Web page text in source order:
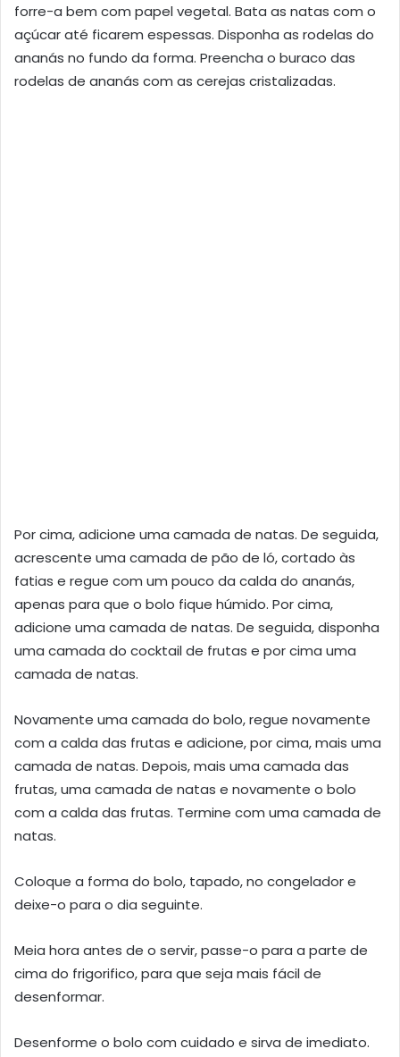
forre-a bem com papel vegetal. Bata as natas com o
açúcar até ficarem espessas. Disponha as rodelas do
ananás no fundo da forma. Preencha o buraco das
rodelas de ananás com as cerejas cristalizadas.
Por cima, adicione uma camada de natas. De seguida,
acrescente uma camada de pão de ló, cortado às
fatias e regue com um pouco da calda do ananás,
apenas para que o bolo fique húmido. Por cima,
adicione uma camada de natas. De seguida, disponha
uma camada do cocktail de frutas e por cima uma
camada de natas.
Novamente uma camada do bolo, regue novamente
com a calda das frutas e adicione, por cima, mais uma
camada de natas. Depois, mais uma camada das
frutas, uma camada de natas e novamente o bolo
com a calda das frutas. Termine com uma camada de
natas.
Coloque a forma do bolo, tapado, no congelador e
deixe-o para o dia seguinte.
Meia hora antes de o servir, passe-o para a parte de
cima do frigorifico, para que seja mais fácil de
desenformar.
Desenforme o bolo com cuidado e sirva de imediato.